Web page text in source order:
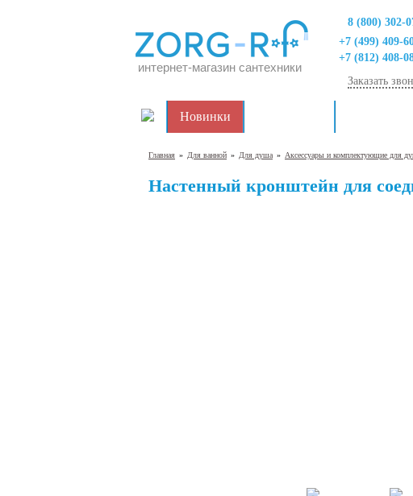
интернет-магазин сантехники
8 (800) 302-
+7 (499) 409-
+7 (812) 408-
Заказать
Новинки
Главная » Для ванной » Для душа » Аксессуары и комплектующие для
Настенный кронштейн для